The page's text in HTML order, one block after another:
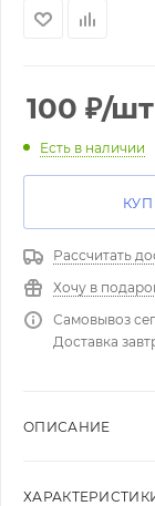
100 ₽/шт
Есть в наличии
Рассчитать
Хочу в
Самовывоз
Доставка
ОПИСАНИЕ